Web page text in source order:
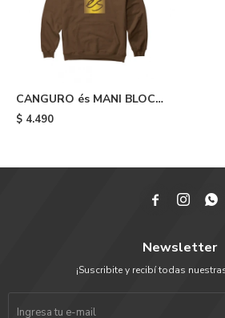
CANGURO és MANI BLOCK
HOODIE FLEECE - Brown
$ 4.490
  
Newsletter
¡Suscribite y recibí todas